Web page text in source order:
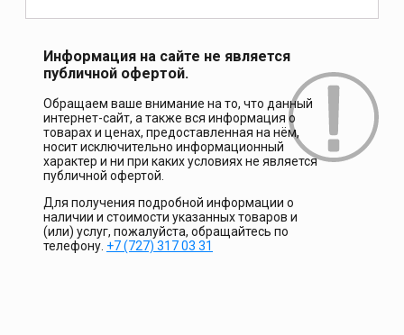
Информация на сайте не является
публичной офертой.
Обращаем ваше внимание на то, что данный
интернет-сайт, а также вся информация о
товарах и ценах, предоставленная на нём,
носит исключительно информационный
характер и ни при каких условиях не является
публичной офертой.
Для получения подробной информации о
наличии и стоимости указанных товаров и
(или) услуг, пожалуйста, обращайтесь по
телефону. +7 (727) 317 03 31